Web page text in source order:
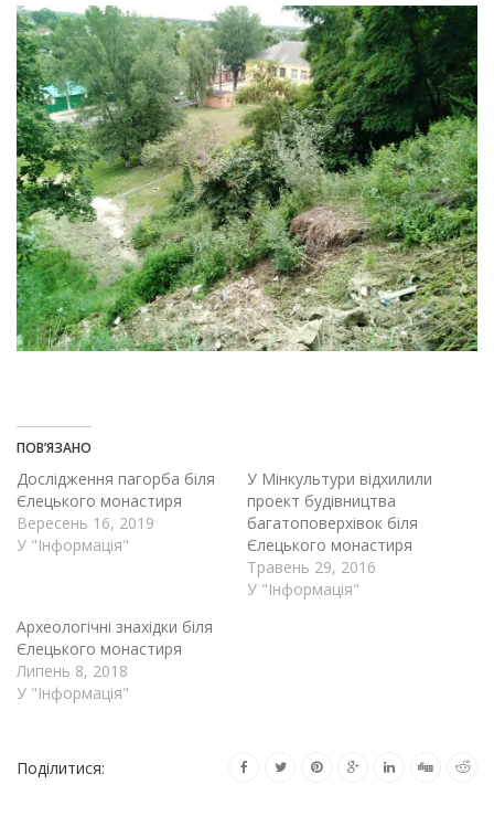
ПОВ’ЯЗАНО
Дослідження пагорба біля
Єлецького монастиря
Вересень 16, 2019
У "Інформація"
У Мінкультури відхилили
проект будівництва
багатоповерхівок біля
Єлецького монастиря
Травень 29, 2016
У "Інформація"
Археологічні знахідки біля
Єлецького монастиря
Липень 8, 2018
У "Інформація"
Поділитися: